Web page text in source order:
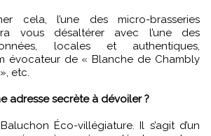
cela, l’une des micro-brasseries
vous désaltérer avec l’une des
locales et authentiques,
évocateur de « Blanche de Chambly
etc.
adresse secrète à dévoiler ?
Éco-villégiature. Il s’agit d’un